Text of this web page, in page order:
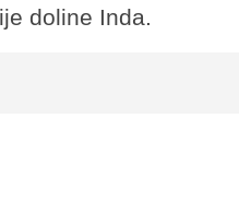
doline Inda.